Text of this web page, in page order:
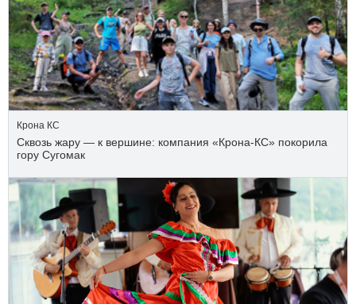
Крона КС
Сквозь жару — к вершине: компания «Крона‑КС» покорила
гору Сугомак